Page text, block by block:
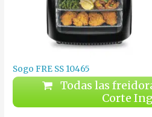
Sogo FRE SS 10465
Todas las
Corte